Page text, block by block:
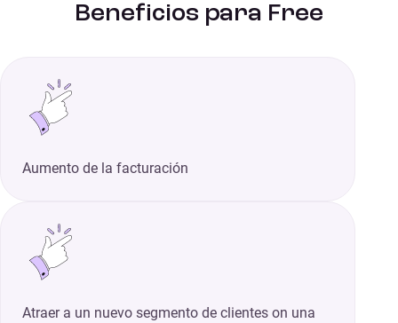
Beneficios para Free
Aumento de la facturación
Atraer a un nuevo segmento de clientes on una